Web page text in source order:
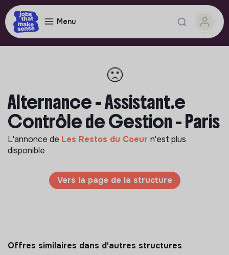
Menu
🙁
Alternance - Assistant.e
Contrôle de Gestion - Paris
L'annonce de Les Restos du Coeur n'est plus
disponible
Vers la page de la structure
Offres similaires dans d'autres structures